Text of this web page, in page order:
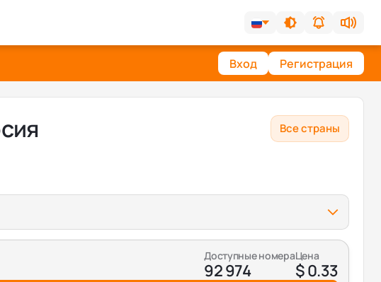
Вход Регистрация
Все страны
Доступные номера
92 974
Цена
$ 0.33